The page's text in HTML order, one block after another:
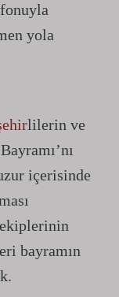
yola
lilerin ve
içerisinde
bayramın